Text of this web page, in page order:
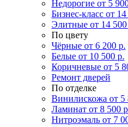
Недорогие от 5
Бизнес-класс от
Элитные от 14
По цвету
Чёрные от 6 200 р.
Белые от 10 500 р.
Коричневые от 5
Ремонт дверей
По отделке
Винилискожа от 5
Ламинат от 8 500
Нитроэмаль от 7